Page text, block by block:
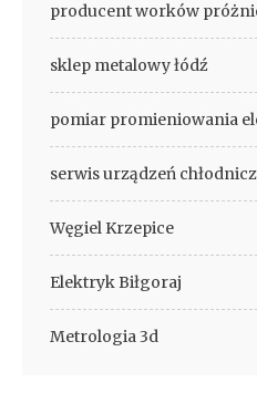
producent worków
sklep metalowy łódź
pomiar promieniowania
serwis urządzeń
Węgiel Krzepice
Elektryk Biłgoraj
Metrologia 3d